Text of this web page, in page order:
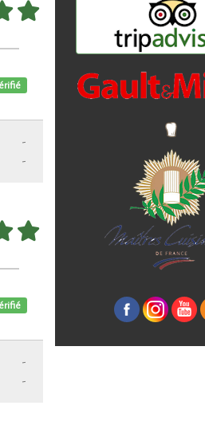
-
-
-
-